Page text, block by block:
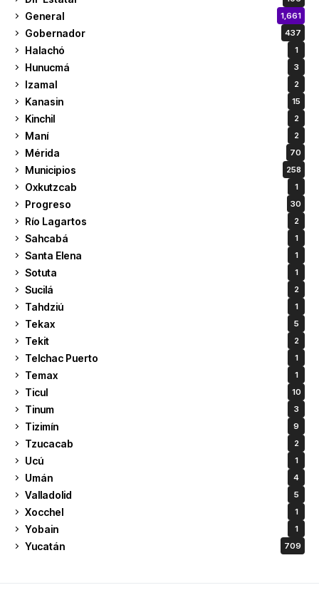
General 1,661
Gobernador 437
Halachó 1
Hunucmá 3
Izamal 2
Kanasin 15
Kinchil 2
Maní 2
Mérida 70
Municipios 258
Oxkutzcab 1
Progreso 30
Río Lagartos 2
Sahcabá 1
Santa Elena 1
Sotuta 1
Sucilá 2
Tahdziú 1
Tekax 5
Tekit 2
Telchac Puerto 1
Temax 1
Ticul 10
Tinum 3
Tizimín 9
Tzucacab 2
Ucú 1
Umán 4
Valladolid 5
Xocchel 1
Yobain 1
Yucatán 709